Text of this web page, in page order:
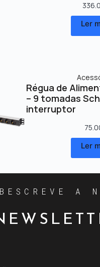
Ler
Régua de
– 9 tomadas
interruptor
Ler
A